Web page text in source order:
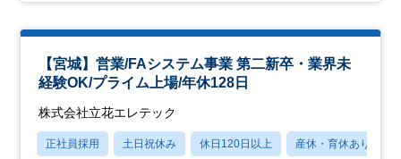
【宮城】営業/FAシステム事業 第⼆新卒・業界未
経験OK/プライム上場/年休128⽇
株式会社立花エレテック
正社員採用 土日祝休み 休日120日以上 産休・育休あり